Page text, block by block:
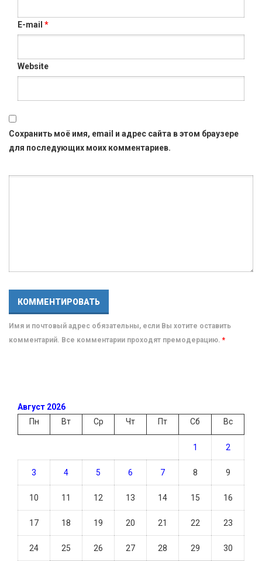
E-mail *
Website
Сохранить моё имя, email и адрес сайта в этом браузере
для последующих моих комментариев.
Имя и почтовый адрес обязательны, если Вы хотите оставить
комментарий. Все комментарии проходят премодерацию. *
Август 2026
Пн
Вт Ср Чт Пт Сб Вс
1 2
3 4 5 6 7 8 9
10 11 12 13 14 15 16
17 18 19 20 21 22 23
24 25 26 27 28 29 30